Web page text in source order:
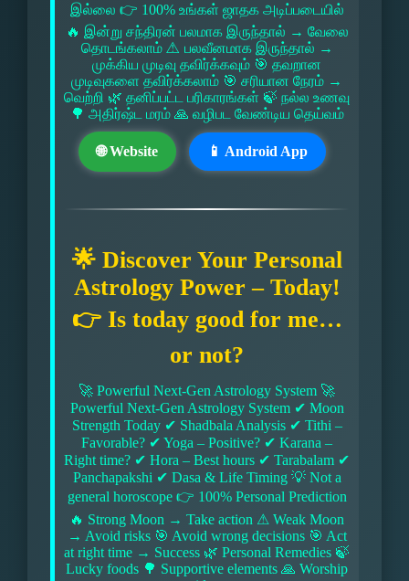
இல்லை 👉 100% உங்கள் ஜாதக அடிப்படையில்
🔥 இன்று சந்திரன் பலமாக இருந்தால் → வேலை
தொடங்கலாம் ⚠ பலவீனமாக இருந்தால் →
முக்கிய முடிவு தவிர்க்கவும் 🎯 தவறான
முடிவுகளை தவிர்க்கலாம் 🎯 சரியான நேரம் →
வெற்றி 🌿 தனிப்பட்ட பரிகாரங்கள் 🍃 நல்ல உணவு
🌳 அதிர்ஷ்ட மரம் 🙏 வழிபட வேண்டிய தெய்வம்
🌐 Website 📱 Android App
🌟 Discover Your Personal
Astrology Power – Today!
👉 Is today good for me…
or not?
🚀 Powerful Next-Gen Astrology System 🚀
Powerful Next-Gen Astrology System ✔ Moon
Strength Today ✔ Shadbala Analysis ✔ Tithi –
Favorable? ✔ Yoga – Positive? ✔ Karana –
Right time? ✔ Hora – Best hours ✔ Tarabalam ✔
Panchapakshi ✔ Dasa & Life Timing 💡 Not a
general horoscope 👉 100% Personal Prediction
🔥 Strong Moon → Take action ⚠ Weak Moon
→ Avoid risks 🎯 Avoid wrong decisions 🎯 Act
at right time → Success 🌿 Personal Remedies 🍃
Lucky foods 🌳 Supportive elements 🙏 Worship